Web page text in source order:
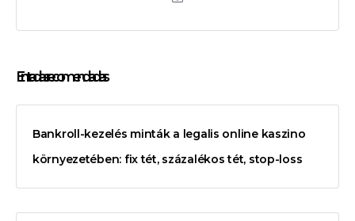
Entradas recomendadas
Bankroll-kezelés minták a legalis online kaszino
környezetében: fix tét, százalékos tét, stop-loss